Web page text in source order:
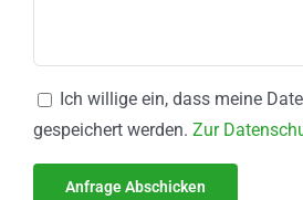
Ich willige ein, dass meine
gespeichert werden. Zur